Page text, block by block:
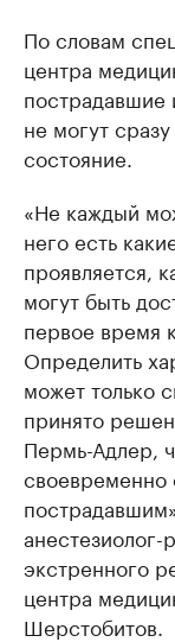
По словам
центра
пострадавшие
не могут
состояние.
«Не каждый
него есть
проявляется,
могут быть
первое время
Определить
может только
принято
Пермь-Адлер,
своевременно
экстренного
центра
Шерстобитов.